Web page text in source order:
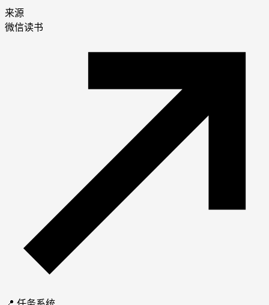
来源
微信读书